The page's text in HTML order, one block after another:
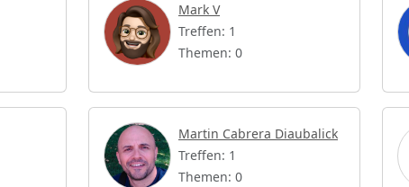
Mark V
Treffen: 1
Themen: 0
Martin Cabrera Diaubalick
Treffen: 1
Themen: 0